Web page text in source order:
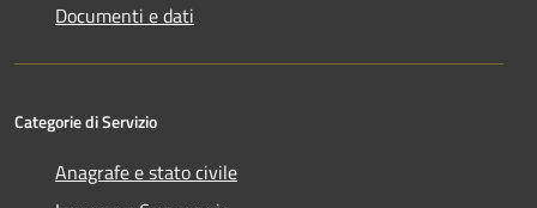
Documenti e dati
Categorie di Servizio
Anagrafe e stato civile